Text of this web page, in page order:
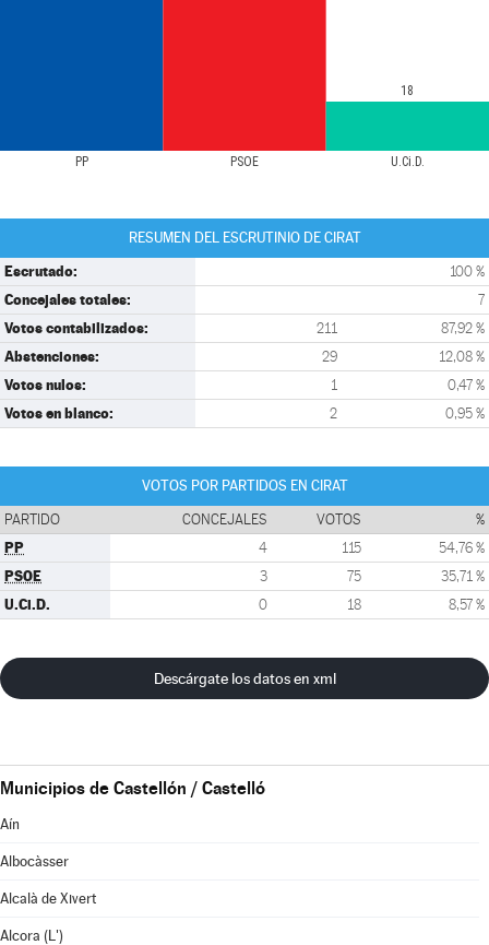
PP PSOE U.Ci.D.
18
RESUMEN DEL ESCRUTINIO DE CIRAT
Escrutado: 100 %
Concejales totales: 7
Votos contabilizados: 211 87,92 %
Abstenciones: 29 12,08 %
Votos nulos: 1 0,47 %
Votos en blanco: 2 0,95 %
VOTOS POR PARTIDOS EN CIRAT
PARTIDO CONCEJALES VOTOS %
PP 4 115 54,76 %
PSOE 3 75 35,71 %
U.Ci.D. 0 18 8,57 %
Descárgate los datos en xml
Municipios de Castellón / Castelló
Aín
Albocàsser
Alcalà de Xivert
Alcora (L')